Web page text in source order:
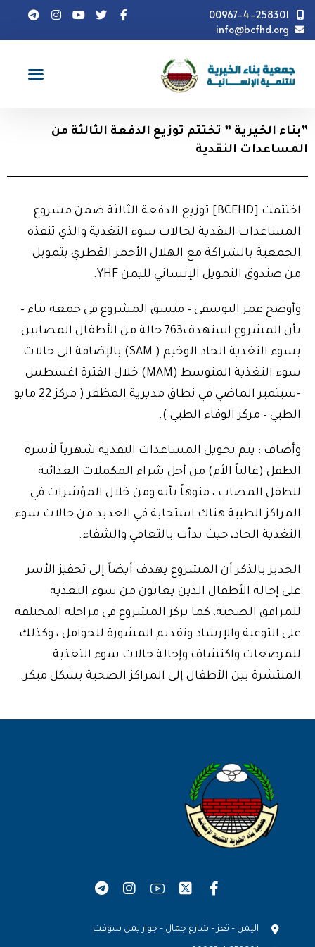
00967-4-258301
info@bcfhd.org
أخبار
”بناء الخيرية " تختتم توزيع الدفعة الثالثة من
”بناء الخيرية ” تختتم توزيع الدفعة الثالثة من
المساعدات النقدية
اختتمت [BCFHD] توزيع الدفعة الثالثة ضمن مشروع
المساعدات النقدية لحالات سوء التغذية والذي تنفذه
الجمعية بالشراكة مع الهلال الأحمر القطري بتمويل
من صندوق التمويل الإنساني لليمن YHF.
وأوضح عمر اليوسفي – منسق المشروع في جمعة بناء –
بأن المشروع استهدف763 حالة من الأطفال المصابين
بسوء التغذية الحاد الوخيم ( SAM) بالإضافة الى حالات
سوء التغذية المتوسط (MAM) خلال الفترة اغسطس
-سبتمبر الماضي في نطاق مديرية المظفر ( مركز 22 مايو
الطبي – مركز الوفاء الطبي ).
وأضاف : يتم تحويل المساعدات النقدية شهرياً لأسرة
الطفل (غالباً الأم) من أجل شراء المكملات الغذائية
للطفل المصاب ، منوهاً بأنه ومن خلال المؤشرات في
المراكز الطبية هناك استجابة في العديد من حالات سوء
التغذية الحاد، حيث بدأت بالتعافي والشفاء.
الجدير بالذكر أن المشروع يهدف أيضاً إلى تحفيز الأسر
على إحالة الأطفال الذين يعانون من سوء التغذية
للمرافق الصحية، كما يركز المشروع في مراحله المختلفة
على التوعية والإرشاد وتقديم المشورة للحوامل ، وكذلك
للمرضعات واكتشاف وإحالة حالات سوء التغذية
المنتشرة بين الأطفال إلى المراكز الصحية بشكل مبكر.
اليمن – تعز – شارع جمال – جوار يمن سوفت